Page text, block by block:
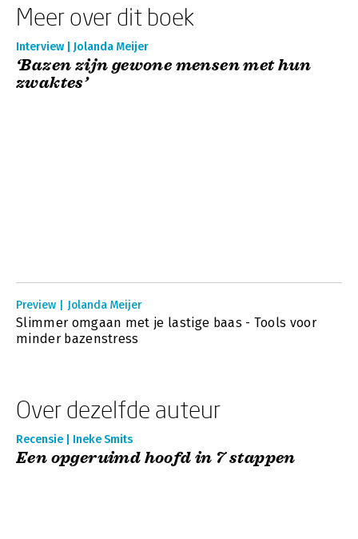
Meer over dit boek
Interview | Jolanda Meijer
‘Bazen zijn gewone mensen met hun
zwaktes’
Preview | Jolanda Meijer
Slimmer omgaan met je lastige baas - Tools voor
minder bazenstress
Over dezelfde auteur
Recensie | Ineke Smits
Een opgeruimd hoofd in 7 stappen